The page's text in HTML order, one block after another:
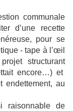
communale
d’une recette
pour se
- tape à l’œil
structurant
encore…) et
endettement, au
raisonnable de